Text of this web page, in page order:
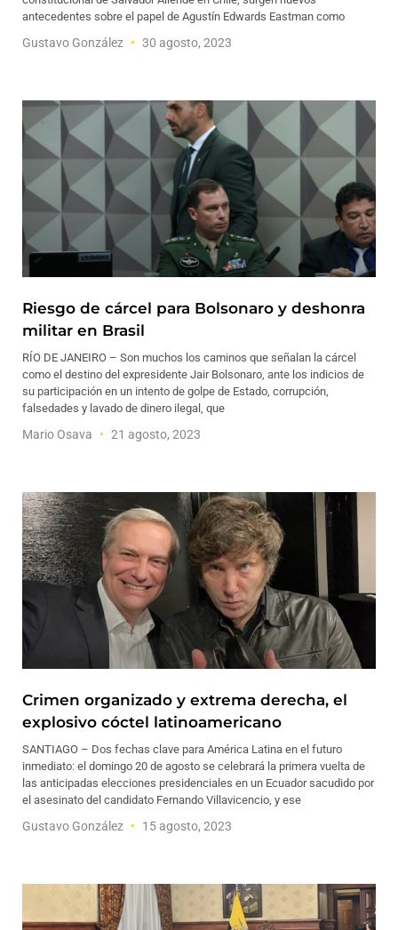
antecedentes sobre el papel de Agustín Edwards Eastman como
Gustavo González 30 agosto, 2023
Riesgo de cárcel para Bolsonaro y deshonra
militar en Brasil
RÍO DE JANEIRO – Son muchos los caminos que señalan la cárcel
como el destino del expresidente Jair Bolsonaro, ante los indicios de
su participación en un intento de golpe de Estado, corrupción,
falsedades y lavado de dinero ilegal, que
Mario Osava 21 agosto, 2023
Crimen organizado y extrema derecha, el
explosivo cóctel latinoamericano
SANTIAGO – Dos fechas clave para América Latina en el futuro
inmediato: el domingo 20 de agosto se celebrará la primera vuelta de
las anticipadas elecciones presidenciales en un Ecuador sacudido por
el asesinato del candidato Fernando Villavicencio, y ese
Gustavo González 15 agosto, 2023